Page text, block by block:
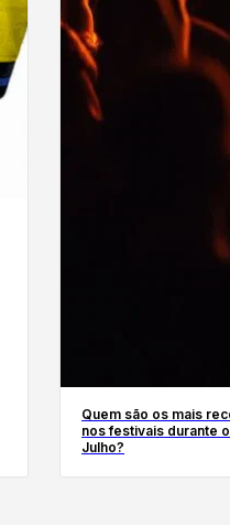
Quem são os mais
nos festivais durante
Julho?